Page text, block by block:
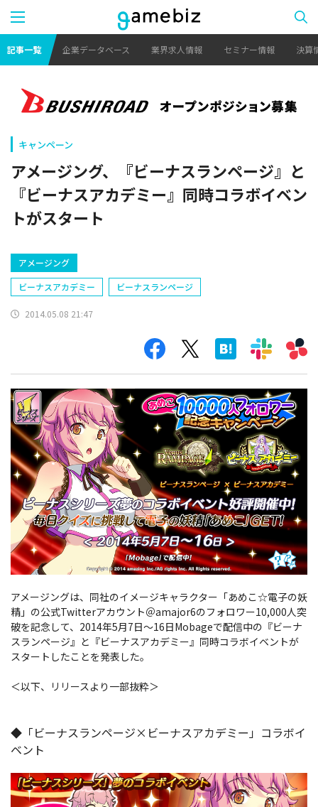
記事一覧 企業データベース 業界求人情報 セミナー情報 決算
キャンペーン
アメージング、『ビーナスランページ』と
『ビーナスアカデミー』同時コラボイベン
トがスタート
アメージング
ビーナスアカデミー
ビーナスランページ
2014.05.08 21:47
アメージングは、同社のイメージキャラクター「あめこ☆電子の妖
精」の公式Twitterアカウント＠amajor6のフォロワー10,000人突
破を記念して、2014年5月7日～16日Mobageで配信中の『ビーナ
スランページ』と『ビーナスアカデミー』同時コラボイベントが
スタートしたことを発表した。
＜以下、リリースより一部抜粋＞
◆「ビーナスランページ×ビーナスアカデミー」コラボイ
ベント